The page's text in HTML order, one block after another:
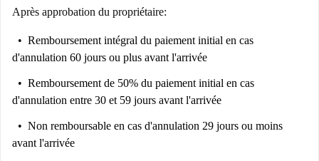
Après approbation du propriétaire:
Remboursement intégral du paiement initial en cas
d'annulation 60 jours ou plus avant l'arrivée
Remboursement de 50% du paiement initial en cas
d'annulation entre 30 et 59 jours avant l'arrivée
Non remboursable en cas d'annulation 29 jours ou moins
avant l'arrivée